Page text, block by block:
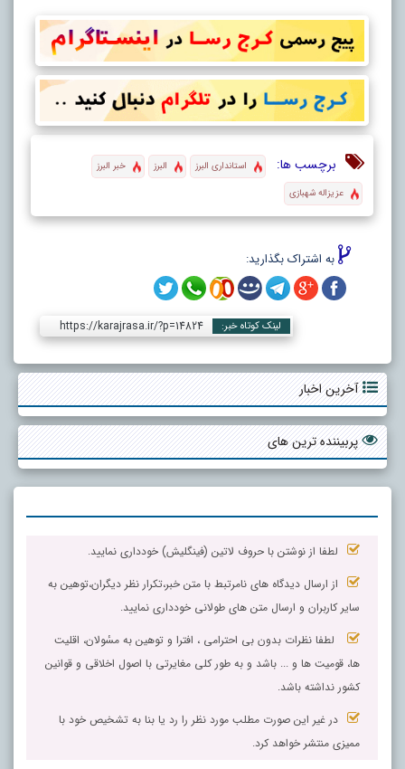
برچسب ها: استانداری البرز البرز
خبر البرز
عزیزاله شهبازی
به اشتراک بگذارید:
لینک کوتاه خبر: https://karajrasa.ir/?p=14824
آخرین اخبار
پربیننده ترین های
لطفا از نوشتن با حروف لاتین (فینگلیش) خودداری نمایید.
از ارسال دیدگاه های نامرتبط با متن خبر،تکرار نظر دیگران،توهین به
سایر کاربران و ارسال متن های طولانی خودداری نمایید.
لطفا نظرات بدون بی احترامی ، افترا و توهین به مسٔولان، اقلیت
ها، قومیت ها و ... باشد و به طور کلی مغایرتی با اصول اخلاقی و قوانین
کشور نداشته باشد.
در غیر این صورت مطلب مورد نظر را رد یا بنا به تشخیص خود با
ممیزی منتشر خواهد کرد.